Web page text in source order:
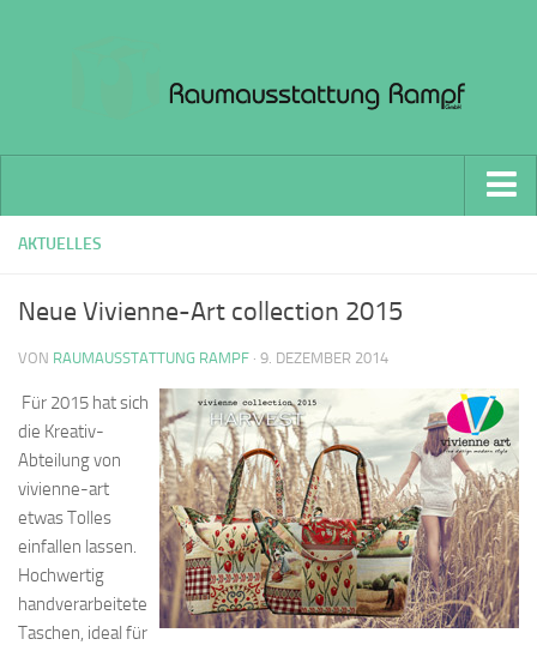
Home
Vorhänge und Gardinen
Boden-Beläge
Gewerbe & Büro
Facility Management
Architekten und Bauherren
Kontakt
Aktuelles
STELLENANGEBOTE
AKTUELLES
Neue Vivienne-Art collection 2015
VON RAUMAUSSTATTUNG RAMPF · 9. DEZEMBER 2014
Für 2015 hat sich
die Kreativ-
Abteilung von
vivienne-art
etwas Tolles
einfallen lassen.
Hochwertig
handverarbeitete
Taschen, ideal für